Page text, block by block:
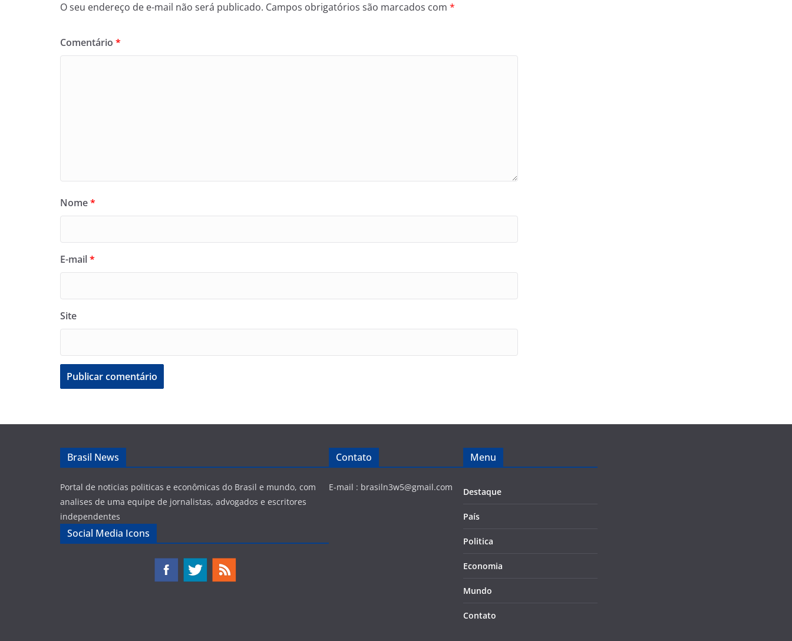
O seu endereço de e-mail não será publicado. Campos obrigatórios são marcados com *
Comentário *
Nome*
E-mail*
Site
Brasil News
Portal de noticias politicas e econômicas do Brasil e mundo, com
analises de uma equipe de jornalistas, advogados e escritores
independentes
Social Media Icons
Contato
E-mail : brasiln3w5@gmail.com
Menu
Destaque
País
Politica
Economia
Mundo
Contato